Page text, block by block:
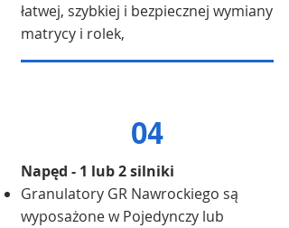
łatwej, szybkiej i bezpiecznej wymiany
matrycy i rolek,
04
Napęd - 1 lub 2 silniki
Granulatory GR Nawrockiego są
wyposażone w Pojedynczy lub